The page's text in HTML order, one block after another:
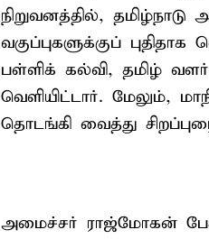
நிறுவனத்தில்,
வகுப்புகளுக்குப்
பள்ளிக் கல்வி, தமிழ்
வெளியிட்டார். மேலும்,
தொடங்கி வைத்து
அமைச்சர் ராஜ்மோகன்